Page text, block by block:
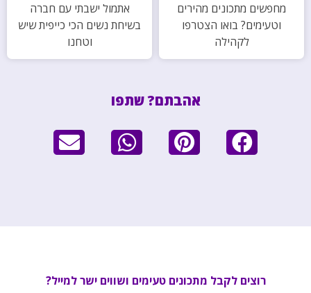
מחפשים מתכונים מהירים
וטעימים? בואו הצטרפו
לקהילה
אתמול ישבתי עם חברה
בשיחת נשים הכי כייפית שיש
וטחנו
אהבתם? שתפו
רוצים לקבל מתכונים טעימים ושווים ישר למייל?